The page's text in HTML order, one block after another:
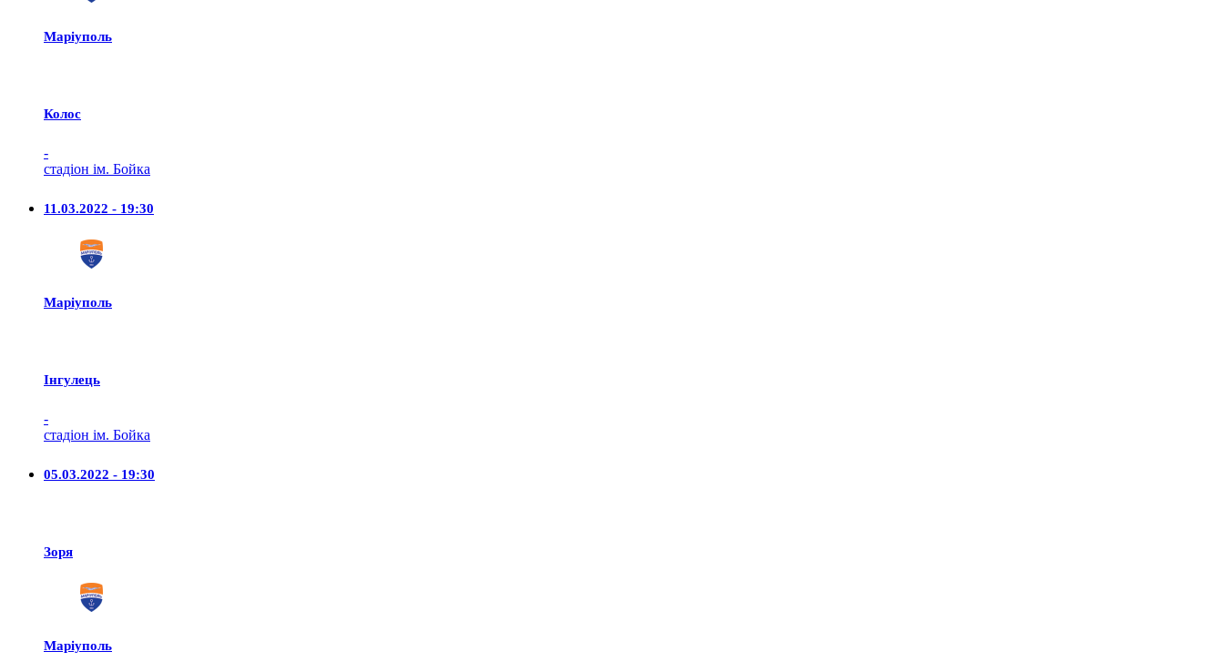
Маріуполь
Колос
-
стадіон ім. Бойка
11.03.2022 - 19:30
Маріуполь
Iнгулець
-
стадіон ім. Бойка
05.03.2022 - 19:30
Зоря
Маріуполь